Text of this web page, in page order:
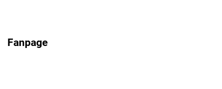
Fanpage